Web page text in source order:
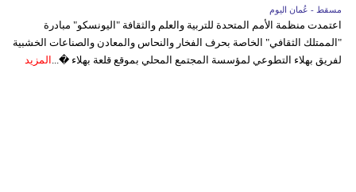
مسقط - عُمان اليوم
اعتمدت منظمة الأمم المتحدة للتربية والعلم والثقافة "اليونسكو" مبادرة
"الممتلك الثقافي" الخاصة بحرف الفخار والنحاس والمعادن والصناعات الخشبية
لفريق بهلاء التطوعي لمؤسسة المجتمع المحلي بموقع قلعة بهلاء �... المزيد